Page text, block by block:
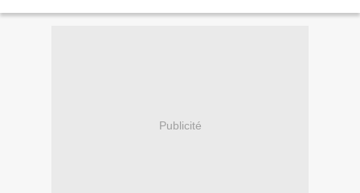
Publicité